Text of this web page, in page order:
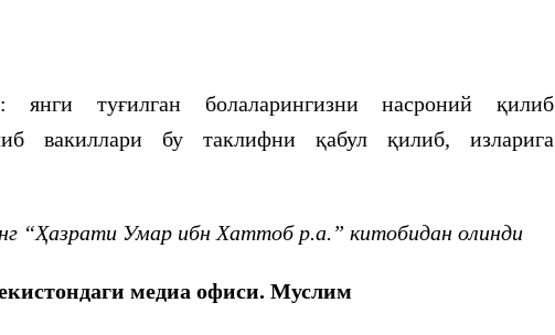
туғилган болаларингизни насроний қилиб
вакиллари бу таклифни қабул қилиб, изларига
“Ҳазрати Умар ибн Хаттоб р.а.” китобидан олинди
медиа офиси. Муслим